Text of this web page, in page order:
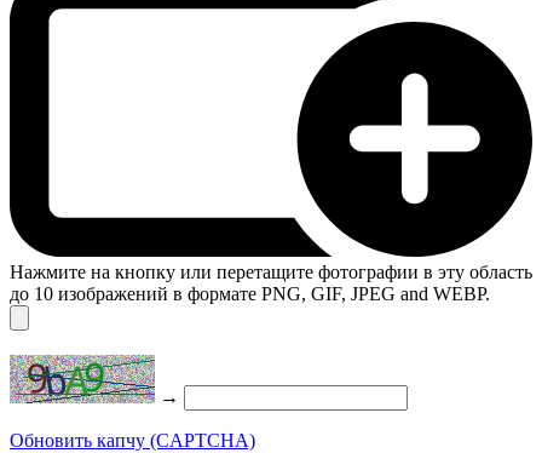
Нажмите на кнопку или перетащите фотографии в эту область
до 10 изображений в формате PNG, GIF, JPEG and WEBP.
→
Обновить капчу (CAPTCHA)